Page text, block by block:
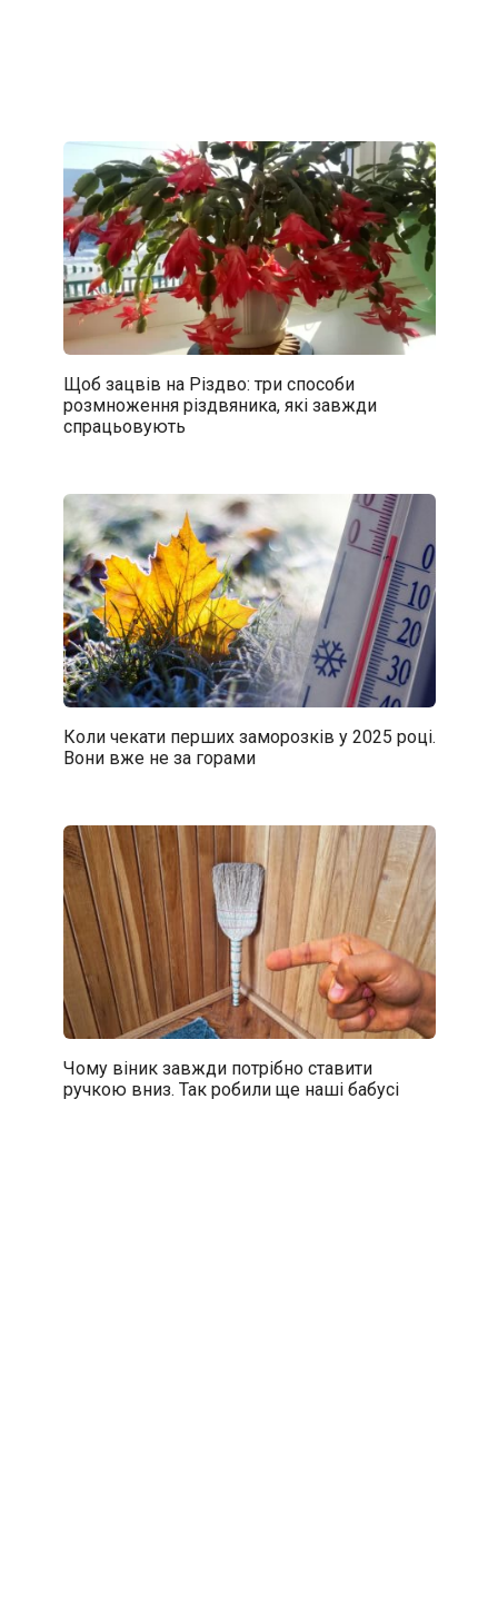
Щоб зацвів на Різдво: три способи
розмноження різдвяника, які завжди
спрацьовують
Коли чекати перших заморозків у 2025 році.
Вони вже не за горами
Чому віник завжди потрібно ставити
ручкою вниз. Так робили ще наші бабусі